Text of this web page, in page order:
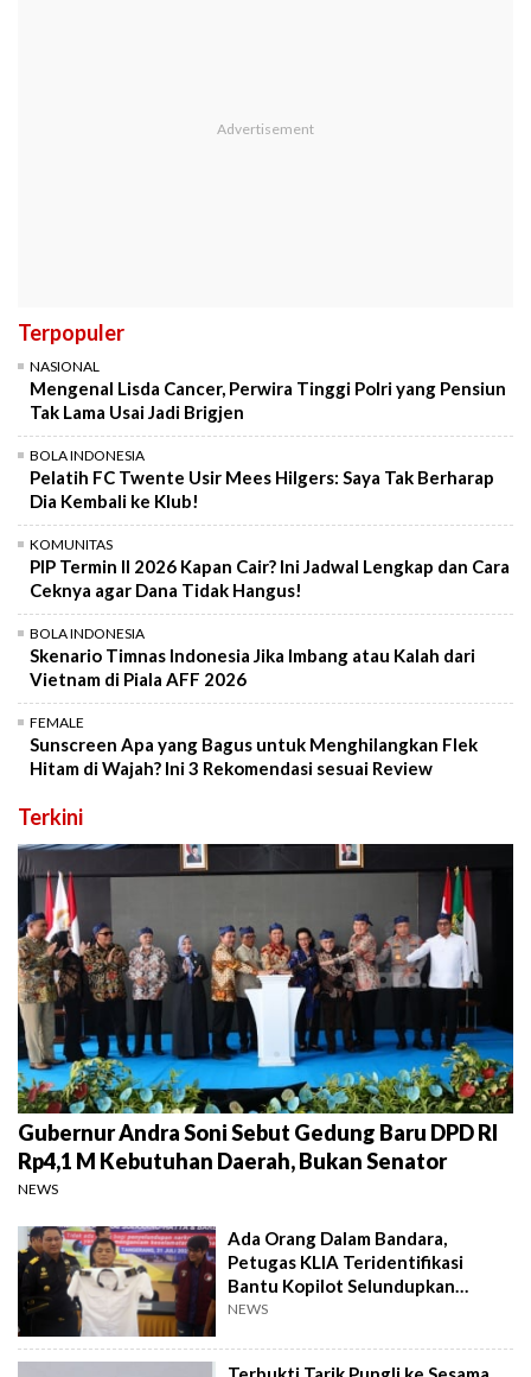
Terpopuler
NASIONAL
Mengenal Lisda Cancer, Perwira Tinggi Polri yang Pensiun
Tak Lama Usai Jadi Brigjen
BOLA INDONESIA
Pelatih FC Twente Usir Mees Hilgers: Saya Tak Berharap
Dia Kembali ke Klub!
KOMUNITAS
PIP Termin II 2026 Kapan Cair? Ini Jadwal Lengkap dan Cara
Ceknya agar Dana Tidak Hangus!
BOLA INDONESIA
Skenario Timnas Indonesia Jika Imbang atau Kalah dari
Vietnam di Piala AFF 2026
FEMALE
Sunscreen Apa yang Bagus untuk Menghilangkan Flek
Hitam di Wajah? Ini 3 Rekomendasi sesuai Review
Terkini
Gubernur Andra Soni Sebut Gedung Baru DPD RI
Rp4,1 M Kebutuhan Daerah, Bukan Senator
NEWS
Ada Orang Dalam Bandara,
Petugas KLIA Teridentifikasi
Bantu Kopilot Selundupkan
Ekstasi ke Indonesia
NEWS